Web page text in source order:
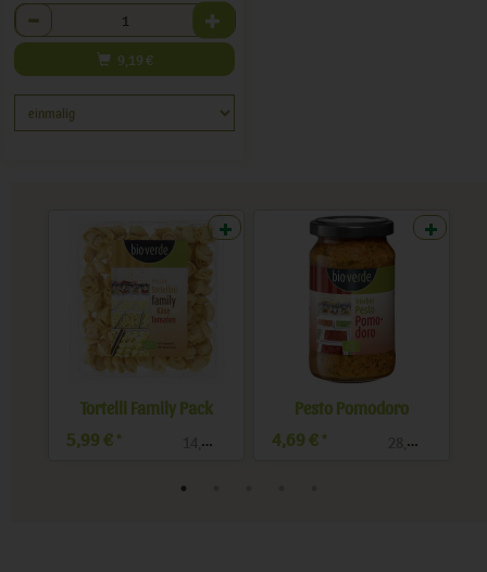
Anzahl
9,19 €
Family Pack
14,98 € / kg
Pesto Pomodoro
28,43 € / l